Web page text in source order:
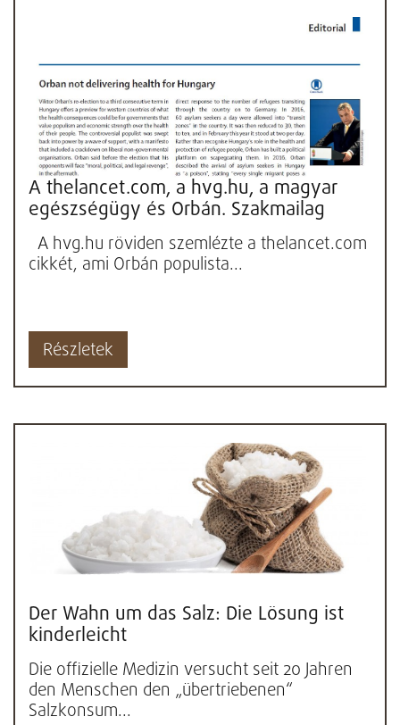
A thelancet.com, a hvg.hu, a magyar
egészségügy és Orbán. Szakmailag
nevetséges következtetéseket...
A hvg.hu röviden szemlézte a thelancet.com
cikkét, ami Orbán populista...
Részletek
Der Wahn um das Salz: Die Lösung ist
kinderleicht
Die offizielle Medizin versucht seit 20 Jahren
den Menschen den „übertriebenen“
Salzkonsum...